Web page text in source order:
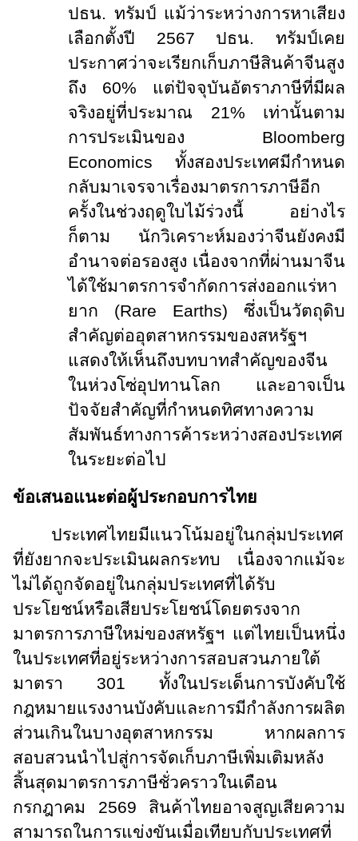
ปธน. ทรัมป์ แม้ว่าระหว่างการหาเสียง
เลือกตั้งปี 2567 ปธน. ทรัมป์เคย
ประกาศว่าจะเรียกเก็บภาษีสินค้าจีนสูง
ถึง 60% แต่ปัจจุบันอัตราภาษีที่มีผล
จริงอยู่ที่ประมาณ 21% เท่านั้นตาม
การประเมินของ Bloomberg
Economics ทั้งสองประเทศมีกำหนด
กลับมาเจรจาเรื่องมาตรการภาษีอีก
ครั้งในช่วงฤดูใบไม้ร่วงนี้ อย่างไร
ก็ตาม นักวิเคราะห์มองว่าจีนยังคงมี
อำนาจต่อรองสูง เนื่องจากที่ผ่านมาจีน
ได้ใช้มาตรการจำกัดการส่งออกแร่หา
ยาก (Rare Earths) ซึ่งเป็นวัตถุดิบ
สำคัญต่ออุตสาหกรรมของสหรัฐฯ
แสดงให้เห็นถึงบทบาทสำคัญของจีน
ในห่วงโซ่อุปทานโลก และอาจเป็น
ปัจจัยสำคัญที่กำหนดทิศทางความ
สัมพันธ์ทางการค้าระหว่างสองประเทศ
ในระยะต่อไป
ข้อเสนอแนะต่อผู้ประกอบการไทย
ประเทศไทยมีแนวโน้มอยู่ในกลุ่มประเทศ
ที่ยังยากจะประเมินผลกระทบ เนื่องจากแม้จะ
ไม่ได้ถูกจัดอยู่ในกลุ่มประเทศที่ได้รับ
ประโยชน์หรือเสียประโยชน์โดยตรงจาก
มาตรการภาษีใหม่ของสหรัฐฯ แต่ไทยเป็นหนึ่ง
ในประเทศที่อยู่ระหว่างการสอบสวนภายใต้
มาตรา 301 ทั้งในประเด็นการบังคับใช้
กฎหมายแรงงานบังคับและการมีกำลังการผลิต
ส่วนเกินในบางอุตสาหกรรม หากผลการ
สอบสวนนำไปสู่การจัดเก็บภาษีเพิ่มเติมหลัง
สิ้นสุดมาตรการภาษีชั่วคราวในเดือน
กรกฎาคม 2569 สินค้าไทยอาจสูญเสียความ
สามารถในการแข่งขันเมื่อเทียบกับประเทศที่